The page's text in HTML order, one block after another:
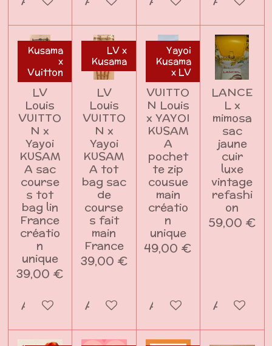
Kusama
x
Vuitton
LV
Louis
VUITTO
N x
Yayoi
KUSAM
A sac
course
s tot
bag lin
France
créatio
n
unique
39,00 €
Ajouter au panier
LV x
Kusama
LV
Louis
VUITTO
N x
Yayoi
KUSAM
A tot
bag sac
de
course
s fait
main
France
39,00 €
Ajouter au panier
Yayoi
Kusama
x LV
VUITTO
N Louis
x YAYOI
KUSAM
A
pochet
te zip
cousue
main
créatio
n
unique
49,00 €
Ajouter au panier
LANCE
L x
mimosa
sac
jaune
cuir
luxe
vintage
refashi
on
59,00 €
Ajouter